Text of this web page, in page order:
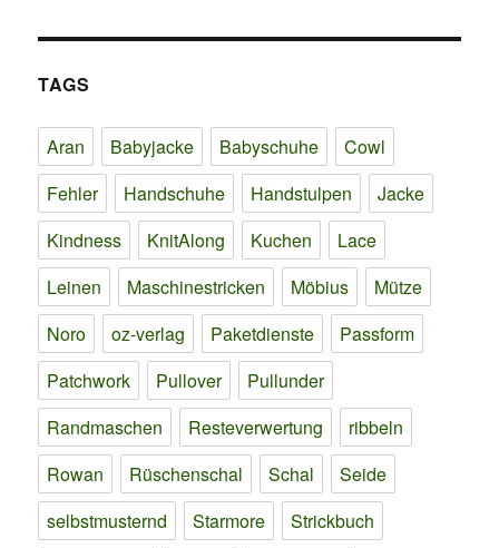
TAGS
Aran Babyjacke Babyschuhe
Cowl
Fehler
Handschuhe Handstulpen
Jacke
Kindness
KnitAlong Kuchen
Lace
Leinen
Maschinestricken Möbius
Mütze
Noro
oz-verlag Paketdienste
Passform
Patchwork
Pullover
Pullunder
Randmaschen
Resteverwertung
ribbeln
Rowan
Rüschenschal Schal
Seide
selbstmusternd
Starmore
Strickbuch